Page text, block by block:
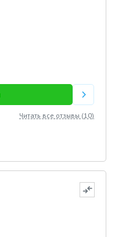
Читать все отзывы (10)